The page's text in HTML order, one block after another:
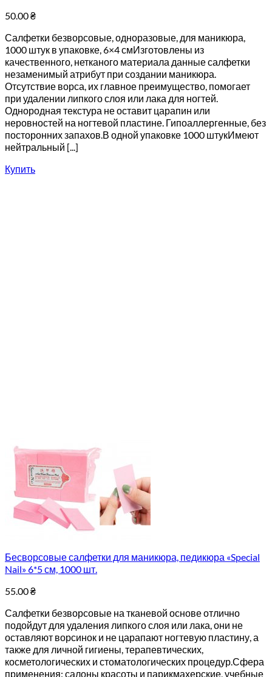
50.00₴
Салфетки безворсовые, одноразовые, для маникюра,
1000 штук в упаковке, 6×4 смИзготовлены из
качественного, нетканого материала данные салфетки
незаменимый атрибут при создании маникюра.
Отсутствие ворса, их главное преимущество, помогает
при удалении липкого слоя или лака для ногтей.
Однородная текстура не оставит царапин или
неровностей на ногтевой пластине. Гипоаллергенные, без
посторонних запахов.В одной упаковке 1000 штукИмеют
нейтральный [...]
Купить
Бесворсовые салфетки для маникюра, педикюра «Special
Nail» 6*5 см, 1000 шт.
55.00₴
Салфетки безворсовые на тканевой основе отлично
подойдут для удаления липкого слоя или лака, они не
оставляют ворсинок и не царапают ногтевую пластину, а
также для личной гигиены, терапевтических,
косметологических и стоматологических процедур.Сфера
применения: салоны красоты и парикмахерские, учебные